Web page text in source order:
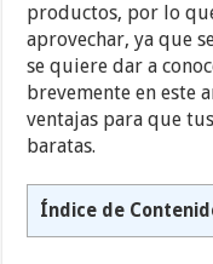
productos, por lo
aprovechar, ya que
se quiere dar a
brevemente en este
ventajas para que
baratas.
Índice de